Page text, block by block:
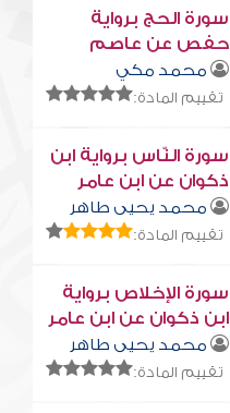
سورة الحج برواية
حفص عن عاصم
محمد مكي
تقييم المادة:
سورة النّاس برواية ابن
ذكوان عن ابن عامر
محمد يحيى طاهر
تقييم المادة:
سورة الإخلاص برواية
ابن ذكوان عن ابن عامر
محمد يحيى طاهر
تقييم المادة: